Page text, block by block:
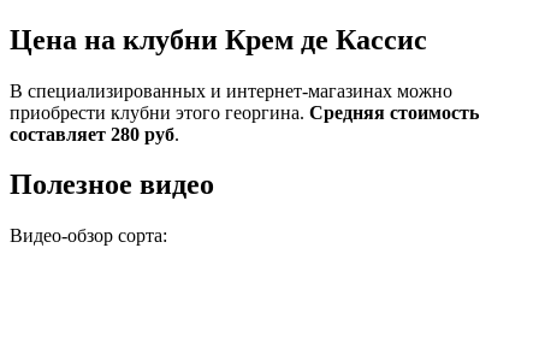
Цена на клубни Крем де Кассис
В специализированных и интернет-магазинах можно
приобрести клубни этого георгина. Средняя стоимость
составляет 280 руб.
Полезное видео
Видео-обзор сорта: